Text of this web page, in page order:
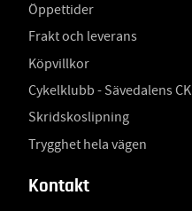
Öppettider
Frakt och leverans
Köpvillkor
Cykelklubb - Sävedalens CK
Skridskoslipning
Trygghet hela vägen
Kontakt